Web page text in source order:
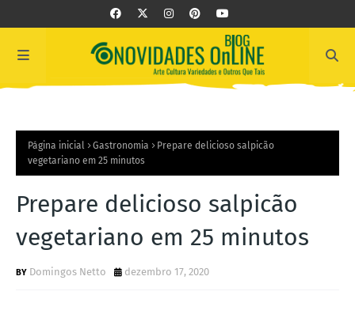
Página inicial Gastronomia
Prepare delicioso salpicão
vegetariano em 25 minutos
Prepare delicioso salpicão
vegetariano em 25 minutos
Domingos Netto dezembro 17, 2020